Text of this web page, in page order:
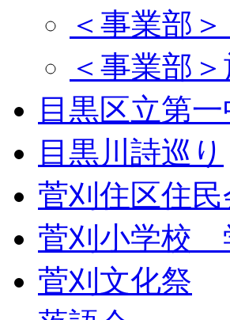
＜事業部
＜事業部
目黒区立第
目黒川詩巡り
菅刈住区住
菅刈小学校
菅刈文化祭